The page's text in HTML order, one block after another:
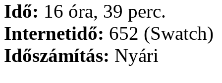
Idő: 16 óra, 39 perc.
Internetidő: 652 (Swatch)
Időszámítás: Nyári